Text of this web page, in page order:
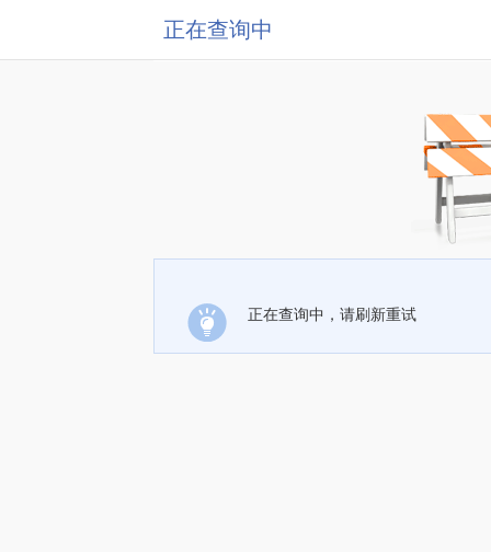
正在查询中
正在查询中，请刷新重试